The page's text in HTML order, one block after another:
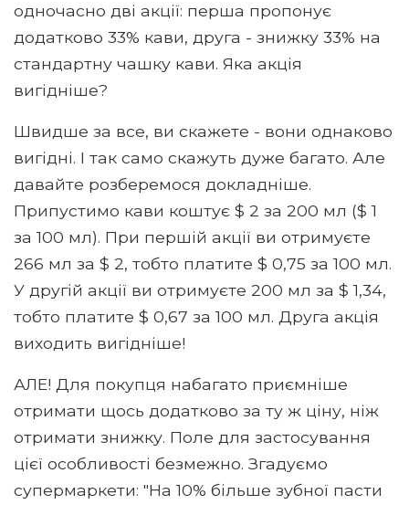
одночасно дві акції: перша пропонує
додатково 33% кави, друга - знижку 33% на
стандартну чашку кави. Яка акція
вигідніше?
Швидше за все, ви скажете - вони однаково
вигідні. І так само скажуть дуже багато. Але
давайте розберемося докладніше.
Припустимо кави коштує $ 2 за 200 мл ($ 1
за 100 мл). При першій акції ви отримуєте
266 мл за $ 2, тобто платите $ 0,75 за 100 мл.
У другій акції ви отримуєте 200 мл за $ 1,34,
тобто платите $ 0,67 за 100 мл. Друга акція
виходить вигідніше!
АЛЕ! Для покупця набагато приємніше
отримати щось додатково за ту ж ціну, ніж
отримати знижку. Поле для застосування
цієї особливості безмежно. Згадуємо
супермаркети: "На 10% більше зубної пасти